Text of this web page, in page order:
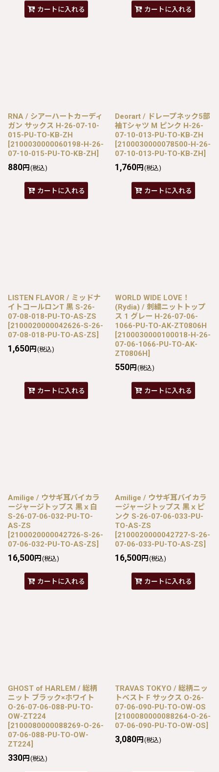
カートに入れる カートに入れる
RNA / シアーハートカーディ
ガン サックス H-26-07-10-
015-PU-TO-KB-ZH
[2100030000060198-H-26-
07-10-015-PU-TO-KB-ZH]
880円 (税込)
カートに入れる
Deorart / ドレープネック5部
袖Tシャツ M ピンク H-26-
07-10-013-PU-TO-KB-ZH
[2100030000078500-H-26-
07-10-013-PU-TO-KB-ZH]
1,760円 (税込)
カートに入れる
LISTEN FLAVOR / ミッドナ
イトコールロンT 黒 S-26-
07-08-018-PU-TO-AS-ZS
[2100020000042626-S-26-
07-08-018-PU-TO-AS-ZS]
1,650円 (税込)
カートに入れる
WORLD WIDE LOVE！
(Rydia) / 刺繍ニットトップ
ス 1 グレー H-26-07-06-
1066-PU-TO-AK-ZT0806H
[2100030000100018-H-26-
07-06-1066-PU-TO-AK-
ZT0806H]
550円 (税込)
カートに入れる
Amilige / ウサギ耳バイカラ
ージャージトップス 黒ｘ白
S-26-07-06-032-PU-TO-
AS-ZS
[2100020000042726-S-26-
07-06-032-PU-TO-AS-ZS]
16,500円 (税込)
カートに入れる
Amilige / ウサギ耳バイカラ
ージャージトップス 黒ｘピ
ンク S-26-07-06-033-PU-
TO-AS-ZS
[2100020000042727-S-26-
07-06-033-PU-TO-AS-ZS]
16,500円 (税込)
カートに入れる
GHOST of HARLEM / 総柄
ニット ブラック×ホワイト
O-26-07-06-088-PU-TO-
OW-ZT224
[2100080000088269-O-26-
07-06-088-PU-TO-OW-
ZT224]
330円 (税込)
TRAVAS TOKYO / 総柄ニッ
トベスト F サックス O-26-
07-06-090-PU-TO-OW-OS
[2100080000088264-O-26-
07-06-090-PU-TO-OW-OS]
3,080円 (税込)